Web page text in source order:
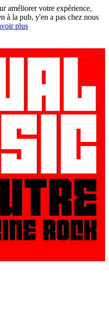
améliorer votre expérience,
à la pub, y'en a pas chez nous
plus